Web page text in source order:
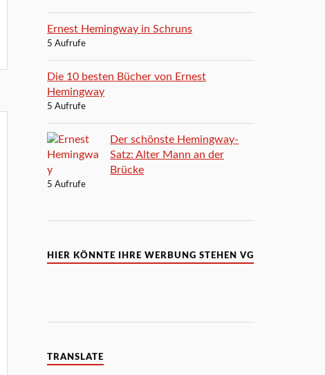
Ernest Hemingway in Schruns
5 Aufrufe
Die 10 besten Bücher von Ernest
Hemingway
5 Aufrufe
Der schönste Hemingway-
Satz: Alter Mann an der
Brücke
5 Aufrufe
HIER KÖNNTE IHRE WERBUNG STEHEN VG
TRANSLATE